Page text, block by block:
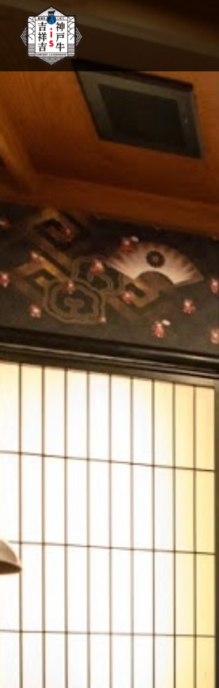
【公式】神戸牛 吉祥吉